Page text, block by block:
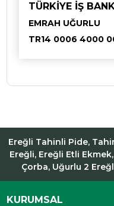
TÜRKİYE İŞ
EMRAH UĞURLU
TR14 0006 4000
Ereğli Tahinli Pide,
Ereğli, Ereğli Etli
Çorba, Uğurlu 2
KURUMSAL